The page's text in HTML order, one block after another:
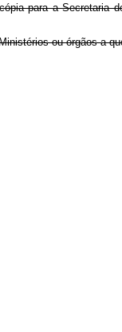
para a Secretaria
ou órgãos a